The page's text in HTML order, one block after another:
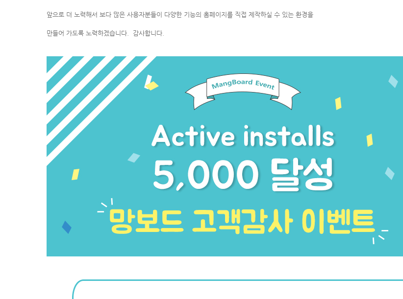
앞으로 더 노력해서 보다 많은 사용자분들이 다양한 기능의 홈페이지를 직접 제작하실 수 있는 환경을
만들어 가도록 노력하겠습니다. 감사합니다.